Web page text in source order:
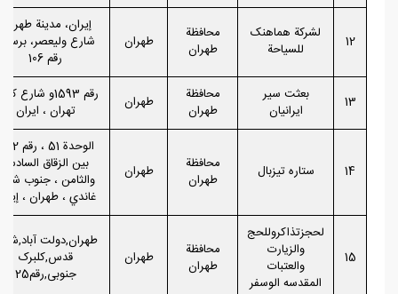
12
لشركة هماهنک
للسياحة
محافظة
طهران
طهران
إيران، مدينة طهران،
شارع ولیعصر،
رقم 106
13
بعثت سیر
ایرانیان
محافظة
طهران
طهران
رقم 1593و شارع
تهران ، ایران
14 ستاره تیزبال
محافظة
طهران
طهران
بين الزقاق السادس
والثامن ، جنوب
غاندي ، طهران ،
15
لحجزتذاکروللحج
والزیارت
والعتبات
المقدسه الوسفر
محافظة
طهران
طهران
طهران,دولت
قدس,کلبرک
جنوبی,رقم25